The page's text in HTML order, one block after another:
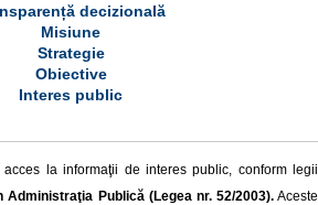
decizională
Misiune
Strategie
Obiective
Interes public
la informaţii de interes public, conform legii
Administraţia Publică (Legea nr. 52/2003).Aceste